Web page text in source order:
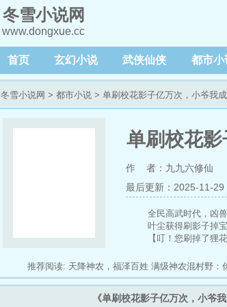
冬雪小说网
www.dongxue.cc
首页 玄幻小说 武侠仙侠 都市小
冬雪小说网 > 都市小说 > 单刷校花影子亿万次，小爷我
单刷校花影
作 者：九九六修仙
最后更新：2025-11-29
全民高武时代，凶
叶尘获得刷影子掉
【叮！您刷掉了狸
【叮！您刷掉了全
【叮！您刷掉了武
【叮！您刷掉了太
……
推荐阅读: 天降神农，福泽百姓 满级神农混村野：
界之重瞳无敌路 全体起立！真龙归来！ 绝世唐门
《单刷校花影子亿万次，小爷